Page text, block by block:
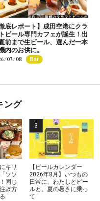
徹底レポート】成田空港にクラ
ビール専門カフェが誕生！出
前まで生ビール、選んだ一本
内のお供に。
07/08 Bar
ング
キリ
ソソ
同じ
ぎ方
【ビールカレンダー
2026年8月】いつもの
日常に、わたしとビー
ルと。夏の暑さに乗っ
て